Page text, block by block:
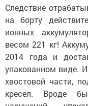
Следствие
на борту
ионных
весом 221 кг!
2014 года и
упакованном виде.
хвостовой части,
кресел. Вроде